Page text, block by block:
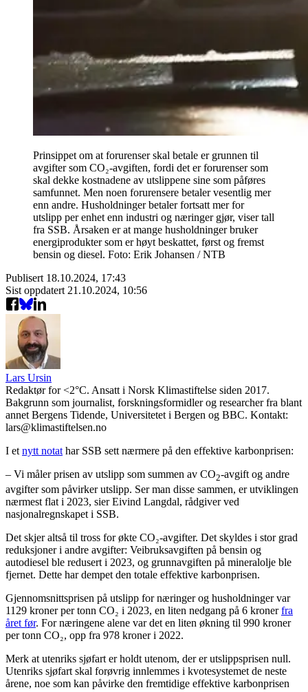
Prinsippet om at forurenser skal betale er grunnen til
avgifter som CO₂-avgiften, fordi det er forurenser som
skal dekke kostnadene av utslippene sine som påføres
samfunnet. Men noen forurensere betaler vesentlig mer
enn andre. Husholdninger betaler fortsatt mer for
utslipp per enhet enn industri og næringer gjør, viser tall
fra SSB. Årsaken er at mange husholdninger bruker
energiprodukter som er høyt beskattet, først og fremst
bensin og diesel. Foto: Erik Johansen / NTB
Publisert 18.10.2024, 17:43
Sist oppdatert 21.10.2024, 10:56
Lars Ursin
Redaktør for <2°C. Ansatt i Norsk Klimastiftelse siden 2017.
Bakgrunn som journalist, forskningsformidler og researcher fra blant
annet Bergens Tidende, Universitetet i Bergen og BBC. Kontakt:
lars@klimastiftelsen.no
I et nytt notat har SSB sett nærmere på den effektive karbonprisen:
– Vi måler prisen av utslipp som summen av CO2-avgift og andre
avgifter som påvirker utslipp. Ser man disse sammen, er utviklingen
nærmest flat i 2023, sier Eivind Langdal, rådgiver ved
nasjonalregnskapet i SSB.
Det skjer altså til tross for økte CO₂-avgifter. Det skyldes i stor grad
reduksjoner i andre avgifter: Veibruksavgiften på bensin og
autodiesel ble redusert i 2023, og grunnavgiften på mineralolje ble
fjernet. Dette har dempet den totale effektive karbonprisen.
Gjennomsnittsprisen på utslipp for næringer og husholdninger var
1129 kroner per tonn CO₂ i 2023, en liten nedgang på 6 kronerfra
året før. For næringene alene var det en liten økning til 990 kroner
per tonn CO₂, opp fra 978 kroner i 2022.
Merk at utenriks sjøfart er holdt utenom, der er utslippsprisen null.
Utenriks sjøfart skal forøvrig innlemmes i kvotesystemet de neste
årene, noe som kan påvirke den fremtidige effektive karbonprisen